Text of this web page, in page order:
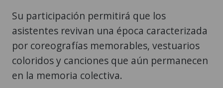
Su participación permitirá que los
asistentes revivan una época caracterizada
por coreografías memorables, vestuarios
coloridos y canciones que aún permanecen
en la memoria colectiva.